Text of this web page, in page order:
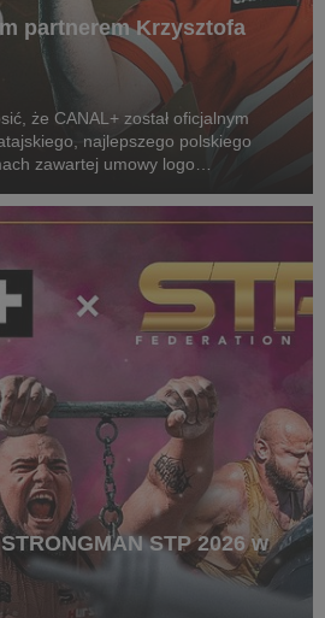
partnerem Krzysztofa
że CANAL+ został oficjalnym
najlepszego polskiego
zawartej umowy logo
podczas
STP 2026 w